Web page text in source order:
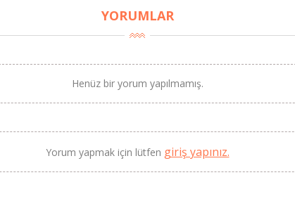
YORUMLAR
Henüz bir yorum yapılmamış.
Yorum yapmak için lütfen giriş yapınız.
2071,30 TL
Kaan Olgun Hasat
Naturel Sızma Zeytinyağı
(5lt, Soğuk Sıkım) - Bilgem
Zeytincilik
SEPETE EKLE